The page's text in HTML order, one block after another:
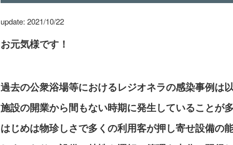
update: 2021/10/22
お元気様です！
過去の公衆浴場等におけるレジオネラの感染事例は
施設の開業から間もない時期に発生していることが
はじめは物珍しさで多くの利用客が押し寄せ設備の